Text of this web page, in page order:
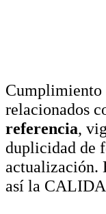
Cumplimiento
relacionados
referencia,
duplicidad de
actualización.
así la